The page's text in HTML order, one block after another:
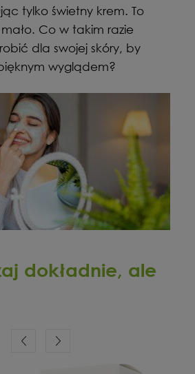
tylko świetny krem. To
Co w takim razie
dla swojej skóry, by
wyglądem?
dokładnie, ale